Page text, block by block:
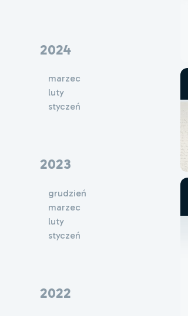
2024
marzec
luty
styczeń
2023
grudzień
marzec
luty
styczeń
2022